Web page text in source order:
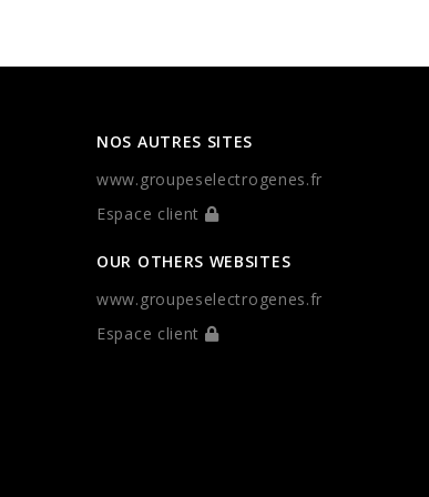
NOS AUTRES SITES
www.groupeselectrogenes.fr
Espace client
OUR OTHERS WEBSITES
www.groupeselectrogenes.fr
Espace client